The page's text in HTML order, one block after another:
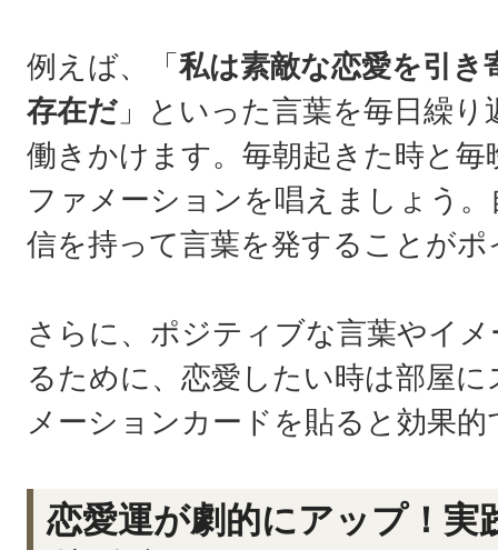
例えば、「 私は素敵な恋愛を引き
存在だ 」といった言葉を毎日繰
働きかけます。毎朝起きた時と
ファメーションを唱えましょう
信を持って言葉を発することが
さらに、ポジティブな言葉やイ
るために、恋愛したい時は部屋
メーションカードを貼ると効果的
恋愛運が劇的にアップ！実